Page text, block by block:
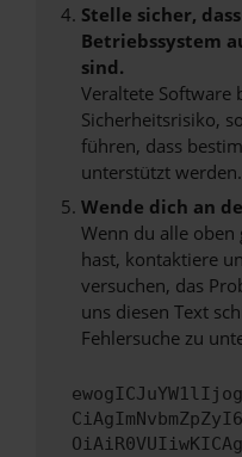
Stelle sicher,
Betriebssystem
sind.
Veraltete Software
Sicherheitsrisiko,
führen, dass
unterstützt werden.
Wende dich an
Wenn du alle oben
hast, kontaktiere
versuchen, das
uns diesen Text
Fehlersuche zu